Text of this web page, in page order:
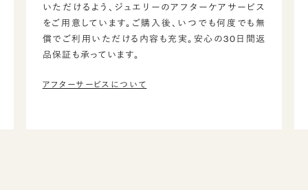
いただけるよう、ジュエリーのアフターケアサービス
をご用意しています。ご購入後、いつでも何度でも無
償でご利用いただける内容も充実。安心の30日間返
品保証も承っています。
アフターサービスについて